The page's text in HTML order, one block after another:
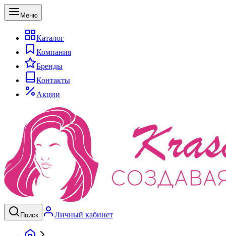
Меню
Каталог
Компания
Бренды
Контакты
Акции
Поиск Личный кабинет